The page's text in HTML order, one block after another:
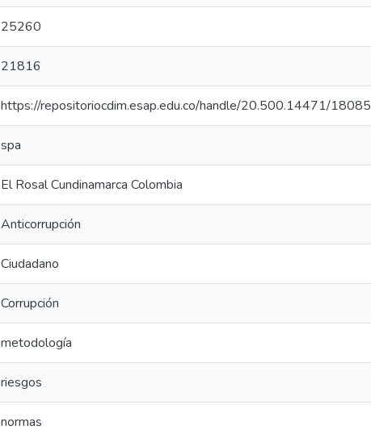
25260
21816
https://repositoriocdim.esap.edu.co/handle/20.500.14471/18085
spa
El Rosal Cundinamarca Colombia
Anticorrupción
Ciudadano
Corrupción
metodología
riesgos
normas